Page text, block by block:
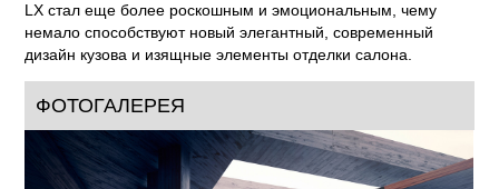
LX стал еще более роскошным и эмоциональным, чему
немало способствуют новый элегантный, современный
дизайн кузова и изящные элементы отделки салона.
ФОТОГАЛЕРЕЯ